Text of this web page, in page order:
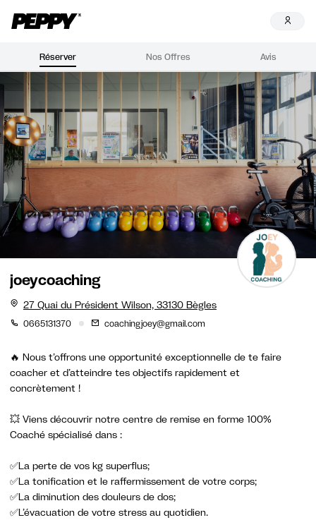
Réserver Nos Offres Avis
joeycoaching
27 Quai du Président Wilson, 33130 Bègles
0665131370 coachingjoey@gmail.com
🔥 Nous t’offrons une opportunité exceptionnelle de te faire
coacher et d’atteindre tes objectifs rapidement et
concrètement !
💥 Viens découvrir notre centre de remise en forme 100%
Coaché spécialisé dans :
✅La perte de vos kg superflus;
✅La tonification et le raffermissement de votre corps;
✅La diminution des douleurs de dos;
✅L’évacuation de votre stress au quotidien.